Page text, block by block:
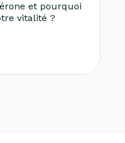
et pourquoi
vitalité ?